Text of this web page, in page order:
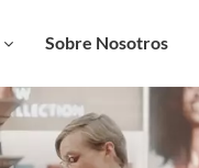
Sobre Nosotros